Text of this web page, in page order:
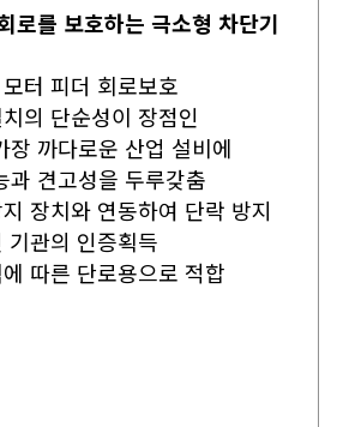
로를 보호하는 극소형 차단기
터 피더 회로보호
의 단순성이 장점인
장 까다로운 산업 설비에
과 견고성을 두루갖춤
장치와 연동하여 단락 방지
기관의 인증획득
따른 단로용으로 적합